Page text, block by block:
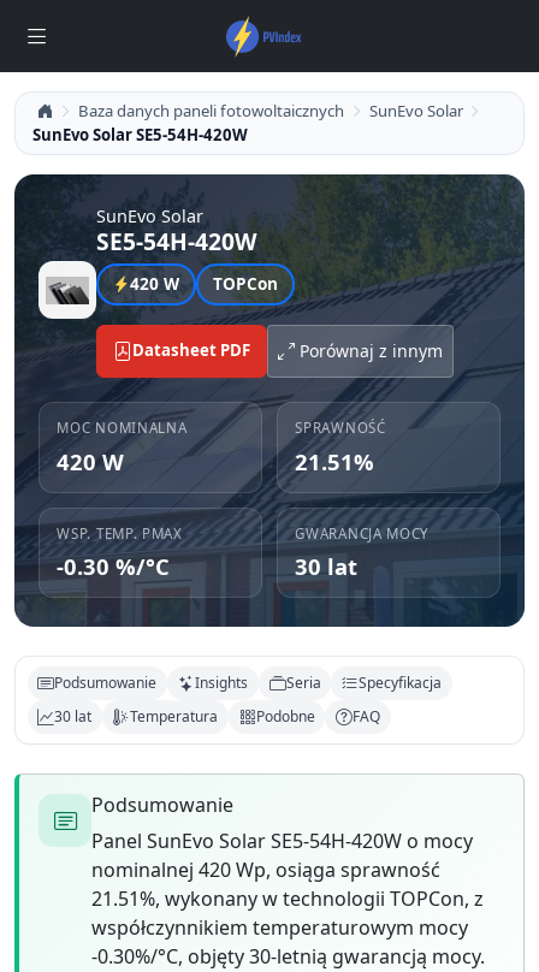
Baza danych paneli fotowoltaicznych
SunEvo Solar
SunEvo Solar SE5-54H-420W
SunEvo Solar
SE5-54H-420W
420 W TOPCon
Datasheet PDF Porównaj z innym
MOC NOMINALNA
420 W
SPRAWNOŚĆ
21.51%
WSP. TEMP. PMAX
-0.30 %/°C
GWARANCJA MOCY
30 lat
Podsumowanie Insights Seria
Specyfikacja
30 lat
Temperatura Podobne FAQ
Podsumowanie
Panel SunEvo Solar SE5-54H-420W o mocy
nominalnej 420 Wp, osiąga sprawność
21.51%, wykonany w technologii TOPCon, z
współczynnikiem temperaturowym mocy
-0.30%/°C, objęty 30-letnią gwarancją mocy.